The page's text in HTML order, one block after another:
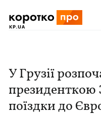
У Грузії
президенткою
поїздки до